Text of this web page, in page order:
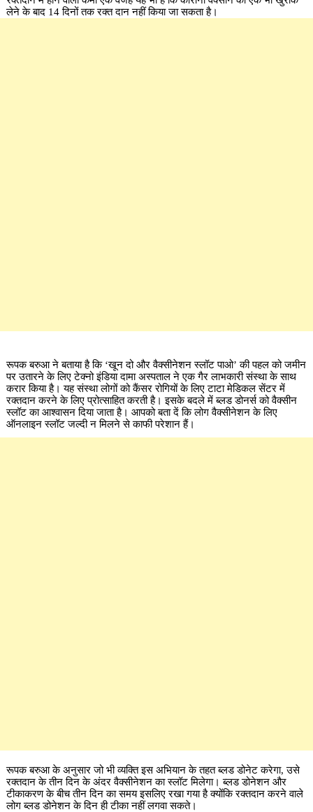
लेने के बाद 14 दिनों तक रक्त दान नहीं किया जा सकता है।
रूपक बरुआ ने बताया है कि ‘खून दो और वैक्सीनेशन स्लॉट पाओ’ की पहल को जमीन
पर उतारने के लिए टेक्नो इंडिया दामा अस्पताल ने एक गैर लाभकारी संस्था के साथ
करार किया है। यह संस्था लोगों को कैंसर रोगियों के लिए टाटा मेडिकल सेंटर में
रक्तदान करने के लिए प्रोत्साहित करती है। इसके बदले में ब्लड डोनर्स को वैक्सीन
स्लॉट का आश्वासन दिया जाता है। आपको बता दें कि लोग वैक्सीनेशन के लिए
ऑनलाइन स्लॉट जल्दी न मिलने से काफी परेशान हैं।
रूपक बरुआ के अनुसार जो भी व्यक्ति इस अभियान के तहत ब्लड डोनेट करेगा, उसे
रक्तदान के तीन दिन के अंदर वैक्सीनेशन का स्लॉट मिलेगा। ब्लड डोनेशन और
टीकाकरण के बीच तीन दिन का समय इसलिए रखा गया है क्योंकि रक्तदान करने वाले
लोग ब्लड डोनेशन के दिन ही टीका नहीं लगवा सकते।